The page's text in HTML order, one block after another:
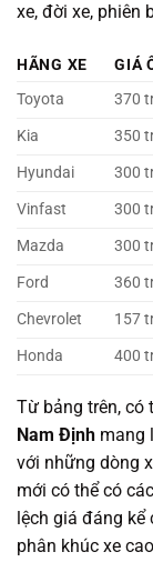
xe, đời xe, phiên
HÃNG XE GIÁ
Toyota
370
Kia
350
Hyundai
300
Vinfast
300
Mazda
300
Ford
360
Chevrolet
157
Honda
400
Từ bảng trên, có
Nam Định mang
với những dòng
mới có thể có
lệch giá đáng
phân khúc xe